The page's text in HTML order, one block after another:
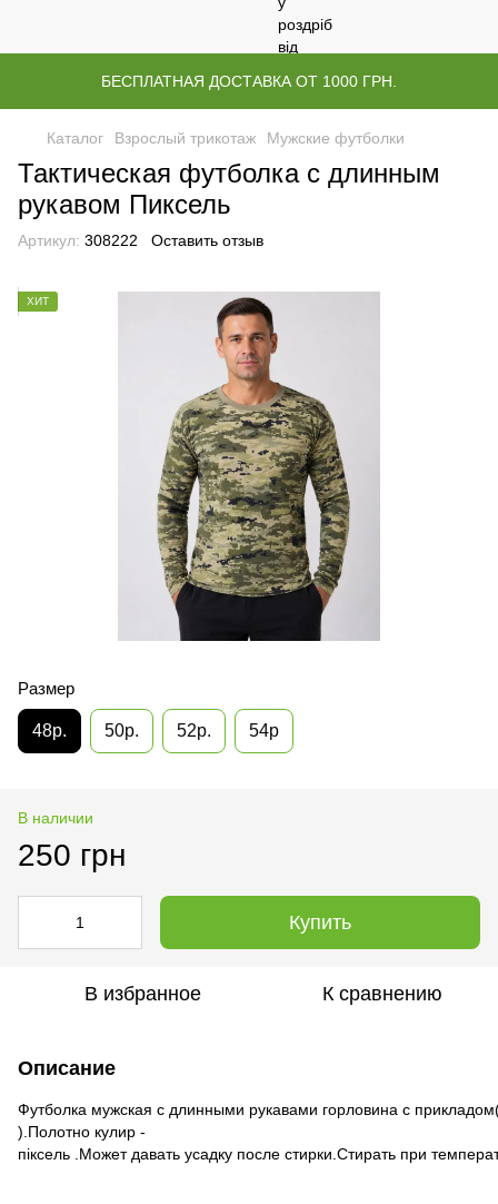
БЕСПЛАТНАЯ ДОСТАВКА ОТ 1000 ГРН.
Каталог Взрослый трикотаж Мужские футболки
Тактическая футболка с длинным
рукавом Пиксель
Артикул: 308222 Оставить отзыв
ХИТ
Размер
48р. 50р. 52р. 54р
В наличии
250 грн
Купить
В избранное К сравнению
Описание
Футболка мужская с длинными рукавами горловина с
).Полотно кулир -
піксель .Может давать усадку после стирки.Стирать при